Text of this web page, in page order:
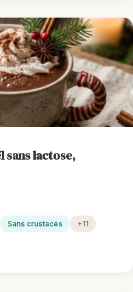
sans lactose,
Sans crustacés +11